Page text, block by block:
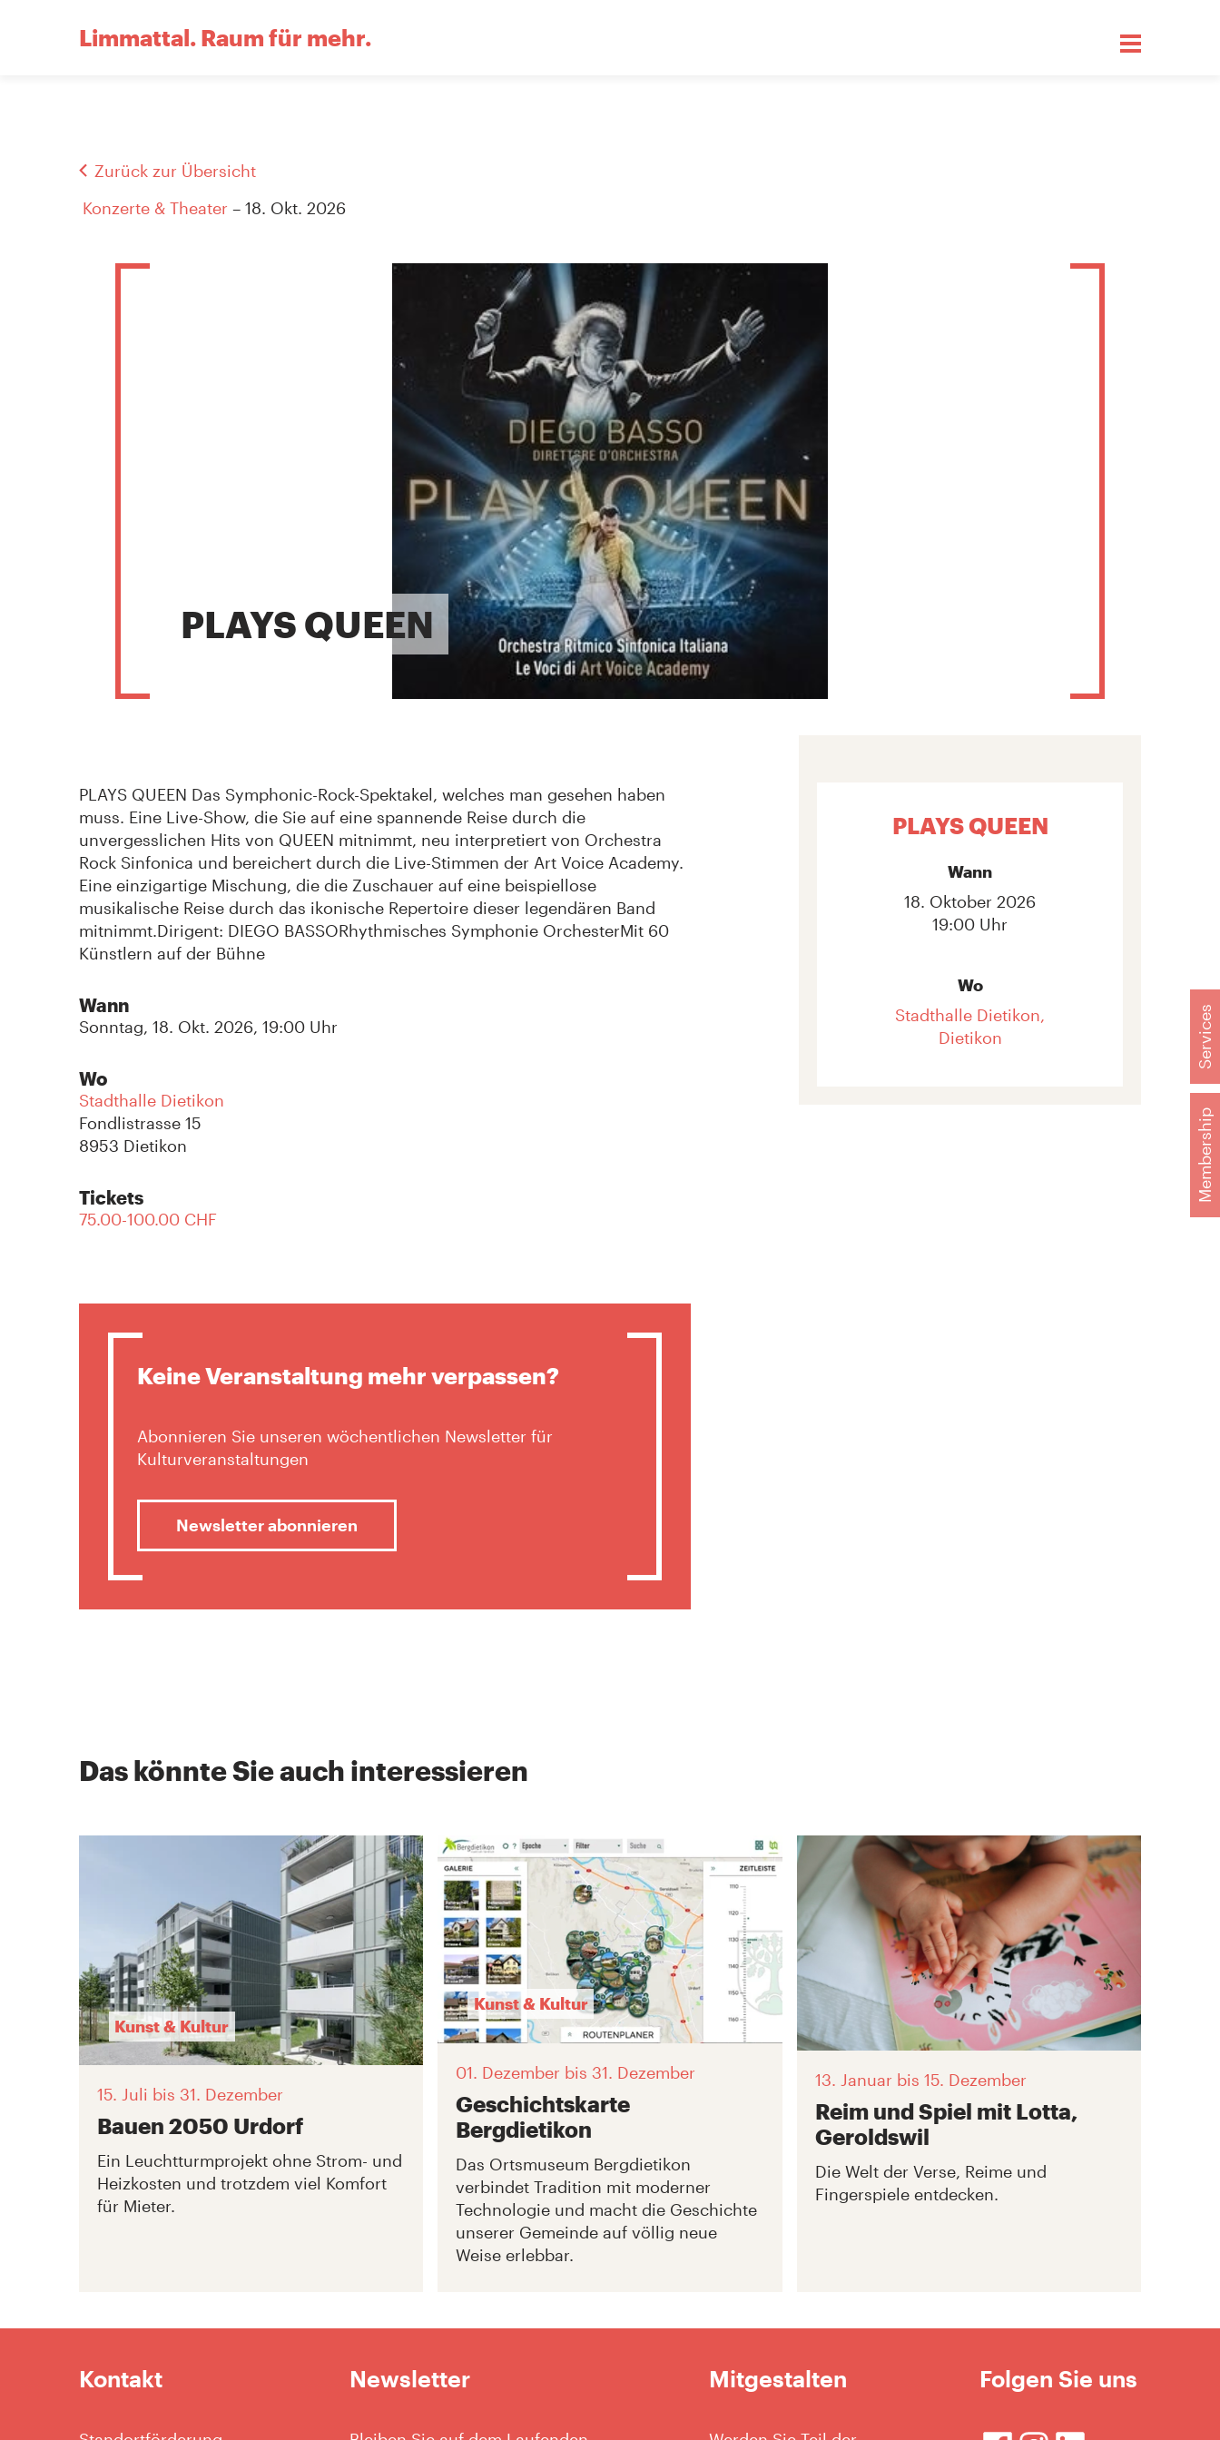
Membership
Services
Limmattal. Raum für mehr.
Zurück zur Übersicht
Konzerte & Theater – 18. Okt. 2026
PLAYS QUEEN
PLAYS QUEEN Das Symphonic-Rock-Spektakel, welches man gesehen haben
muss. Eine Live-Show, die Sie auf eine spannende Reise durch die
unvergesslichen Hits von QUEEN mitnimmt, neu interpretiert von Orchestra
Rock Sinfonica und bereichert durch die Live-Stimmen der Art Voice Academy.
Eine einzigartige Mischung, die die Zuschauer auf eine beispiellose
musikalische Reise durch das ikonische Repertoire dieser legendären Band
mitnimmt.Dirigent: DIEGO BASSORhythmisches Symphonie OrchesterMit 60
Künstlern auf der Bühne
Wann
Sonntag, 18. Okt. 2026, 19:00 Uhr
Wo
Stadthalle Dietikon
Fondlistrasse 15
8953 Dietikon
Tickets
75.00-100.00 CHF
Keine Veranstaltung mehr verpassen?
Abonnieren Sie unseren wöchentlichen Newsletter für
Kulturveranstaltungen
Newsletter abonnieren
PLAYS QUEEN
Wann
18. Oktober 2026
19:00 Uhr
Wo
Stadthalle Dietikon,
Dietikon
Das könnte Sie auch interessieren
Kunst & Kultur
15. Juli bis 31. Dezember
Bauen 2050 Urdorf
Ein Leuchtturmprojekt ohne Strom- und
Heizkosten und trotzdem viel Komfort
für Mieter.
Kunst & Kultur
01. Dezember bis 31. Dezember
Geschichtskarte
Bergdietikon
Das Ortsmuseum Bergdietikon
verbindet Tradition mit moderner
Technologie und macht die Geschichte
unserer Gemeinde auf völlig neue
Weise erlebbar.
13. Januar bis 15. Dezember
Reim und Spiel mit Lotta,
Geroldswil
Die Welt der Verse, Reime und
Fingerspiele entdecken.
Kontakt Newsletter Mitgestalten Folgen Sie uns